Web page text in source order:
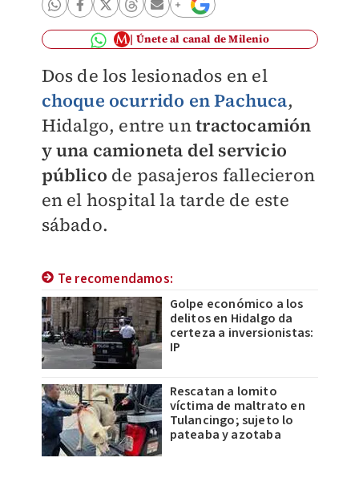
Únete al canal de Milenio
Dos de los lesionados en el
choque ocurrido en Pachuca,
Hidalgo, entre untractocamión
y una camioneta del servicio
público de pasajeros fallecieron
en el hospital la tarde de este
sábado.
Te recomendamos:
Golpe económico a los
delitos en Hidalgo da
certeza a inversionistas:
IP
Rescatan a lomito
víctima de maltrato en
Tulancingo; sujeto lo
pateaba y azotaba